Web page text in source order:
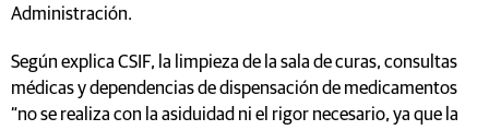
Administración.
Según explica CSIF, la limpieza de la sala de curas, consultas
médicas y dependencias de dispensación de medicamentos
“no se realiza con la asiduidad ni el rigor necesario, ya que la